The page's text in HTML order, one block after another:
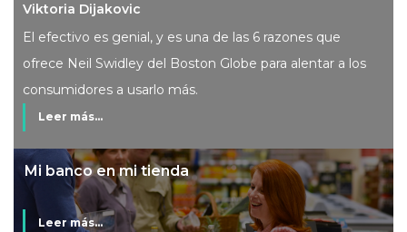
Viktoria Dijakovic
El efectivo es genial, y es una de las 6 razones que
ofrece Neil Swidley del Boston Globe para alentar a los
consumidores a usarlo más.
Leer más...
Mi banco en mi tienda
Leer más...